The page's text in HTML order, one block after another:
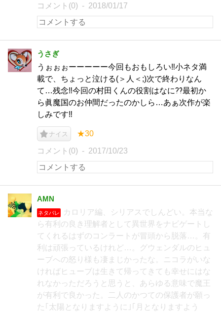
コメント(0) 2018/01/17
うさぎ
うぉぉぉーーーーー今回もおもしろい‼︎小ネタ満
載で、ちょっと泣ける(＞人＜;)次で終わりなん
て…残念‼︎今回の村田くんの役割はなに⁇最初か
ら眞魔国のお仲間だったのかしら…あぁ次作が楽
しみです‼︎
ナイス ★30
コメント(0) 2017/10/23
AMN
ネタバレ
カロリア編、シリアスでしんどい。本当な
ら有利の良き理解者として異世界をナビゲートし
てくれるはずのコンラートが冒頭から脱落…。有
利は頑張っているけれど…。グウェンダルのヒュ
ーブへの怒り様も凄まじかったな。ニコラがいな
ければヒューブは生きて帰ってきても幸せにはな
れなかっただろうと思うと、あらゆる意味で魔王
が有利で良かった。二人のかつての保護者が願っ
た｢太陽となりますように｣｢月となりますよう